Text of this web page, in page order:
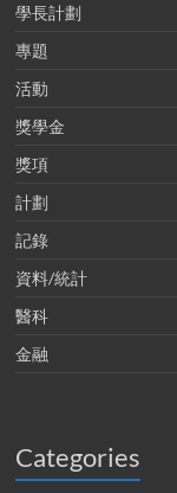
學長計劃
專題
活動
獎學金
獎項
計劃
記錄
資料/統計
醫科
金融
Categories